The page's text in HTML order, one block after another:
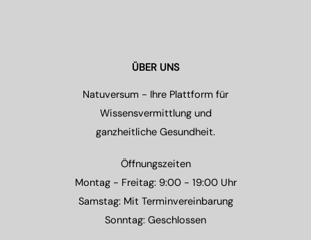
ÜBER UNS
Natuversum - Ihre Plattform für
Wissensvermittlung und
ganzheitliche Gesundheit.
Öffnungszeiten
Montag - Freitag: 9:00 - 19:00 Uhr
Samstag: Mit Terminvereinbarung
Sonntag: Geschlossen